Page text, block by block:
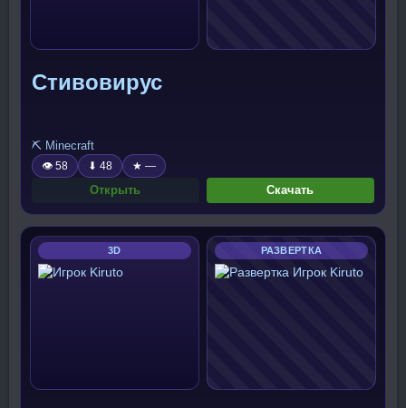
Стивовирус
⛏️ Minecraft
👁 58 ⬇ 48 ★ —
Открыть Скачать
3D РАЗВЕРТКА